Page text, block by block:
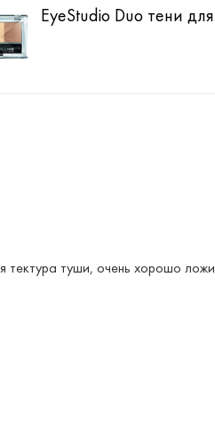
EyeStudio Duo тени
тектура туши, очень хорошо